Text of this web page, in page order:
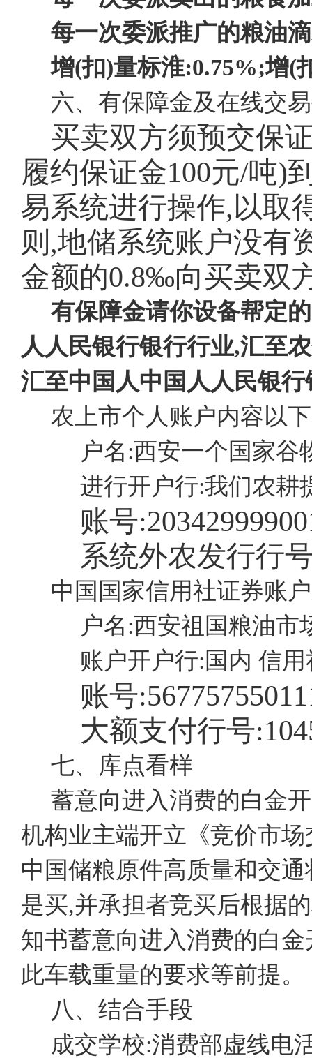
每一次委派推广的粮油
增(扣)量标淮:0.75%;增(
六、有保障金及在线交
买卖双方须预交保
履约保证金100元/吨)
易系统进行操作,以取
则,地储系统账户没有
金额的0.8‰向买卖双
有保障金请你设备帮定
人人民银行银行行业,汇至
汇至中国人中国人人民银
农上市个人账户内容以
户名:西安一个国家谷
进行开户行:我们农耕
账号:
系统外农发行行
中国国家信用社证券账
户名:西安祖国粮油市
账户开户行:国内 信
账号:
大额支付行号:
七、库点看样
蓄意向进入消费的白金
机构业主端开立《竞价市
中国储粮原件高质量和交
是买,并承担者竞买后根据
知书蓄意向进入消费的白
此车载重量的要求等前提。
八、结合手段
成交学校:消费部虚线电